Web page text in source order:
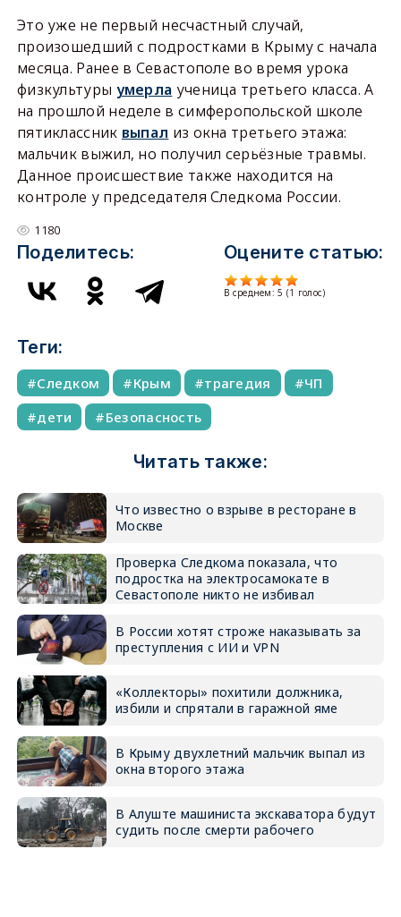
Это уже не первый несчастный случай,
произошедший с подростками в Крыму с начала
месяца. Ранее в Севастополе во время урока
физкультуры умерла ученица третьего класса. А
на прошлой неделе в симферопольской школе
пятиклассник выпал из окна третьего этажа:
мальчик выжил, но получил серьёзные травмы.
Данное происшествие также находится на
контроле у председателя Следкома России.
1180
Поделитесь: Оцените статью:
В среднем:5 (1 голос)
Теги:
Следком Крым трагедия
ЧП
дети
Безопасность
Читать также:
Что известно о взрыве в ресторане в
Москве
Проверка Следкома показала, что
подростка на электросамокате в
Севастополе никто не избивал
В России хотят строже наказывать за
преступления с ИИ и VPN
«Коллекторы» похитили должника,
избили и спрятали в гаражной яме
В Крыму двухлетний мальчик выпал из
окна второго этажа
В Алуште машиниста экскаватора будут
судить после смерти рабочего